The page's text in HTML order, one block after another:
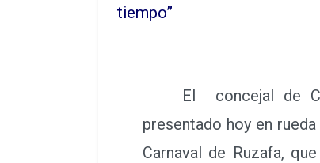
tiempo”
El concejal de
presentado hoy en
Carnaval de Ruzafa,